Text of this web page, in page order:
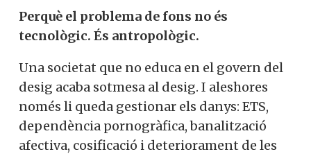
Perquè el problema de fons no és
tecnològic. És antropològic.
Una societat que no educa en el govern del
desig acaba sotmesa al desig. I aleshores
només li queda gestionar els danys: ETS,
dependència pornogràfica, banalització
afectiva, cosificació i deteriorament de les